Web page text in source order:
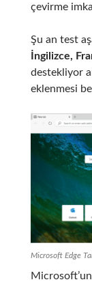
çevirme
Şu an test
İngilizce,
destekliyor
eklenmesi
Microsoft Edge
Microsoft’un